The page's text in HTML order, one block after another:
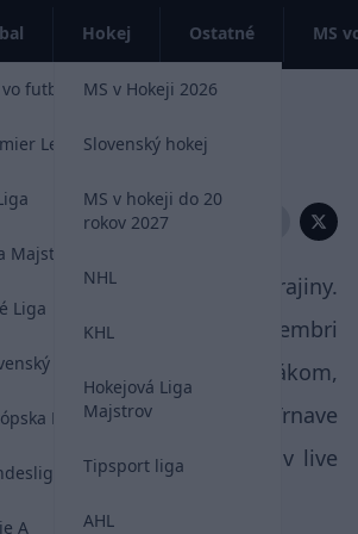
vo futbale 2026
League
Majstrov
Liga
futbal
Liga
A
Hokej
MS v Hokeji 2026
Slovenský hokej
MS v hokeji do 20
rokov 2027
NHL
KHL
Hokejová Liga
Majstrov
Tipsport liga
AHL
Ostatné MS
Slováci?
Zdieľať:
národov proti výberu Ukrajiny.
Ševčenka stretli v septembri
ešte pod Jánom Kozákom,
nadchádzajúci súboj v Trnave
a priebeh duelu využite v live